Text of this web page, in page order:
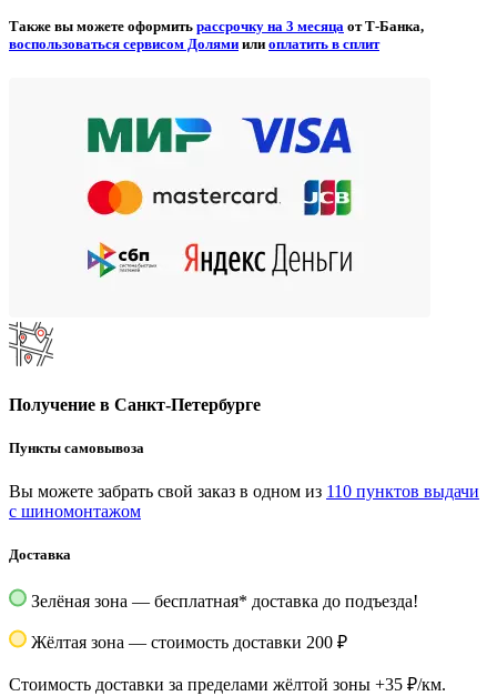
Также вы можете оформить рассрочку на 3 месяца от Т-Банка,
воспользоваться сервисом Долями или оплатить в сплит
Получение в Санкт-Петербурге
Пункты самовывоза
Вы можете забрать свой заказ в одном из 110 пунктов выдачи
с шиномонтажом
Доставка
Зелёная зона — бесплатная* доставка до подъезда!
Жёлтая зона — стоимость доставки 200 ₽
Стоимость доставки за пределами жёлтой зоны +35 ₽/км.